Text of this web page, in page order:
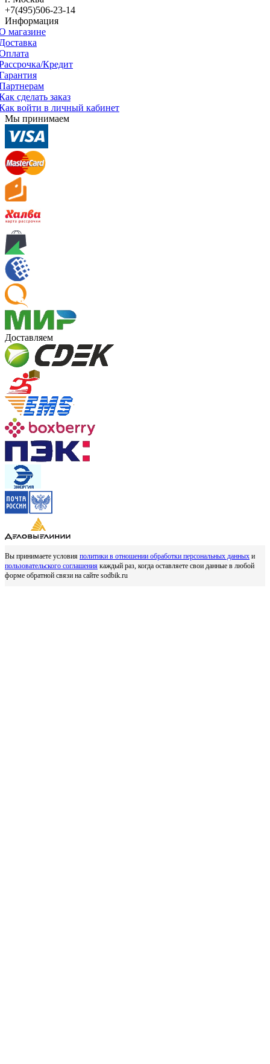
+7(495)506-23-14
Информация
магазине
Кредит
сделать заказ
войти в личный кабинет
Мы принимаем
Доставляем
Вы принимаете условия политики в отношении обработки персональных данных и
пользовательского соглашения каждый раз, когда оставляете свои данные в любой
форме обратной связи на сайте sodbik.ru